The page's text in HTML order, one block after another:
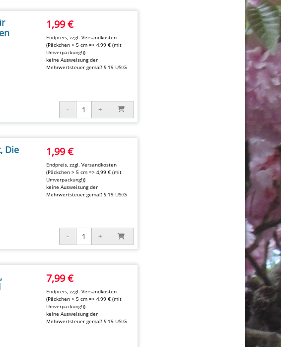
1,99 €
Endpreis, zzgl.Versandkosten
(Päckchen > 5 cm => 4,99 € (mit
Umverpackung!))
keine Ausweisung der
Mehrwertsteuer gemäß § 19 UStG
Die
1,99 €
Endpreis, zzgl.Versandkosten
(Päckchen > 5 cm => 4,99 € (mit
Umverpackung!))
keine Ausweisung der
Mehrwertsteuer gemäß § 19 UStG
7,99 €
Endpreis, zzgl.Versandkosten
(Päckchen > 5 cm => 4,99 € (mit
Umverpackung!))
keine Ausweisung der
Mehrwertsteuer gemäß § 19 UStG